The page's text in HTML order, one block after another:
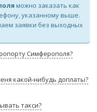
можно заказать как
указанному выше.
заявки без выходных
Симферополя?
какой-нибудь доплаты?
такси?